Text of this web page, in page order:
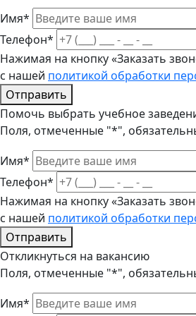
Имя*
Телефон*
Нажимая на кнопку «Заказать
с нашей политикой обработки
Отправить
Помочь выбрать учебное
Поля, отмеченные "*",
Имя*
Телефон*
Нажимая на кнопку «Заказать
с нашей политикой обработки
Отправить
Откликнуться на вакансию
Поля, отмеченные "*",
Имя*